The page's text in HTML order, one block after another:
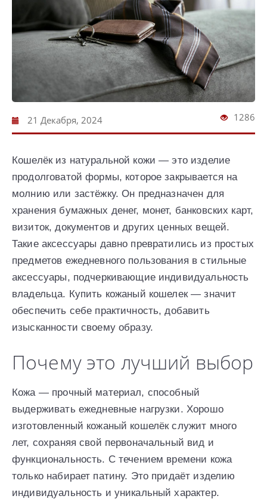
21 Декабря, 2024 1286
Кошелёк из натуральной кожи — это изделие
продолговатой формы, которое закрывается на
молнию или застёжку. Он предназначен для
хранения бумажных денег, монет, банковских карт,
визиток, документов и других ценных вещей.
Такие аксессуары давно превратились из простых
предметов ежедневного пользования в стильные
аксессуары, подчеркивающие индивидуальность
владельца. Купить кожаный кошелек — значит
обеспечить себе практичность, добавить
изысканности своему образу.
Почему это лучший выбор
Кожа — прочный материал, способный
выдерживать ежедневные нагрузки. Хорошо
изготовленный кожаный кошелёк служит много
лет, сохраняя свой первоначальный вид и
функциональность. С течением времени кожа
только набирает патину. Это придаёт изделию
индивидуальность и уникальный характер.